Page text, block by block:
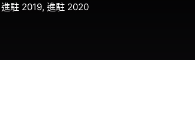
進駐 2019 進駐 2020